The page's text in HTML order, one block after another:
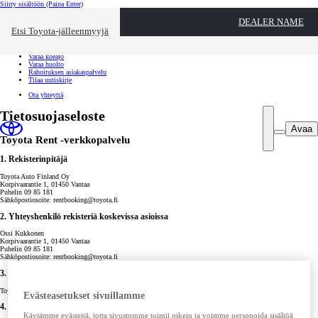
Siirry sisältöön (Paina Enter)
Etsi Toyota-jälleenmyyjä
DEALER NAME
Toyota palvelee Sulje
Varaa koeajo
Varaa huolto
Rahoituksen asiakaspalvelu
Tilaa uutiskirje
Ota yhteyttä
Avaa
Tietosuojaseloste
Toyota Rent -verkkopalvelu
1. Rekisterinpitäjä
Toyota Auto Finland Oy
Korpivaarantie 1, 01450 Vantaa
Puhelin 09 85 181
Sähköpostiosoite: rentbooking@toyota.fi
2. Yhteyshenkilö rekisteriä koskevissa asioissa
Ossi Kukkonen
Korpivaarantie 1, 01450 Vantaa
Puhelin 09 85 181
Sähköpostiosoite: rentbooking@toyota.fi
3. Rekisterin nimi
Toyota Rent -verkkopalvelu
4. Henkilötietojen käsittelyn tarkoitus
Evästeasetukset sivuillamme
Käytämme evästeitä, jotta sivustomme toimii oikein ja voimme personoida sisältöä